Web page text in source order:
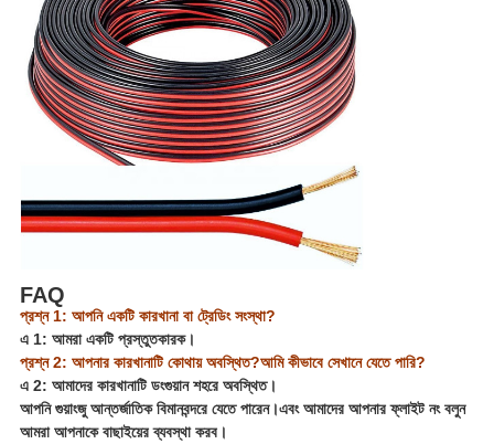
FAQ
প্রশ্ন 1: আপনি একটি কারখানা বা ট্রেডিং সংস্থা?
এ 1: আমরা একটি প্রস্তুতকারক।
প্রশ্ন 2: আপনার কারখানাটি কোথায় অবস্থিত?আমি কীভাবে সেখানে যেতে পারি?
এ 2: আমাদের কারখানাটি ডংগুয়ান শহরে অবস্থিত।
আপনি গুয়াংজু আন্তর্জাতিক বিমানবন্দরে যেতে পারেন।এবং আমাদের আপনার ফ্লাইট নং বলুন
আমরা আপনাকে বাছাইয়ের ব্যবস্থা করব।